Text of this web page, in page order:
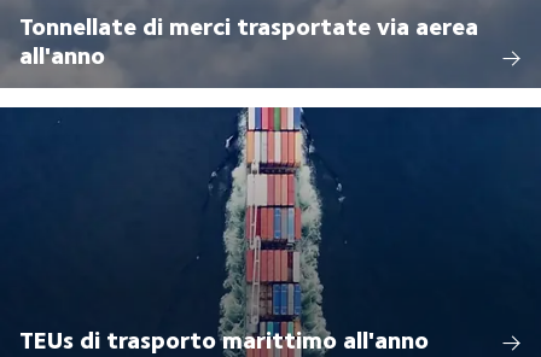
Tonnellate di merci trasportate via aerea
all'anno
TEUs di trasporto marittimo all'anno